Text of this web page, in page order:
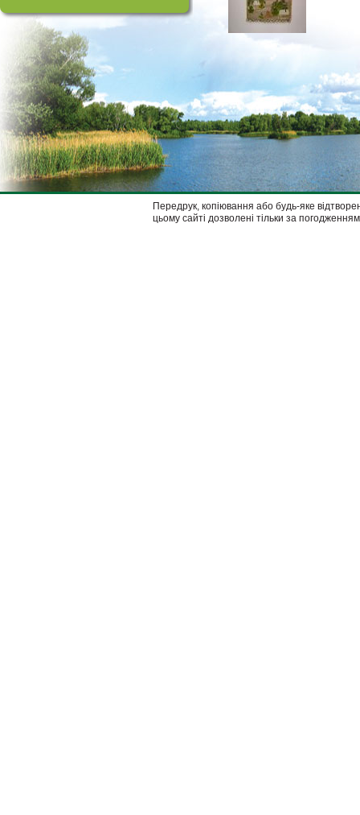
Передрук, копіювання або будь-яке
цьому сайті дозволені тільки за